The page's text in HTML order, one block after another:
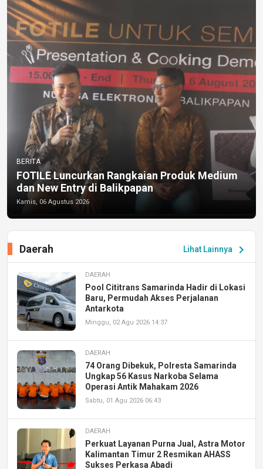
BERITA
FOTILE Luncurkan Rangkaian Produk Medium
dan New Entry di Balikpapan
Kamis, 06 Agustus 2026
Lihat Lainnya chevron_right
Daerah
DAERAH
Pool Cititrans Samarinda Hadir di Lokasi
Baru, Permudah Akses Perjalanan
Antarkota
Minggu, 02 Agu 2026 14:37
DAERAH
74 Orang Dibekuk, Polresta Samarinda
Ungkap 56 Kasus Narkoba Selama
Operasi Antik Mahakam 2026
Sabtu, 01 Agu 2026 06:43
DAERAH
Perkuat Layanan Purna Jual, Astra Motor
Kalimantan Timur 2 Resmikan AHASS
Sukses Perkasa Abadi